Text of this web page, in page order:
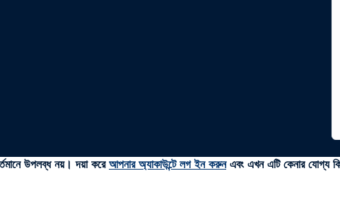
উপলব্ধ নয়। দয়া করে আপনার অ্যাকাউন্টে লগ ইন করুনএবং এখন এটি কেনার যোগ্য